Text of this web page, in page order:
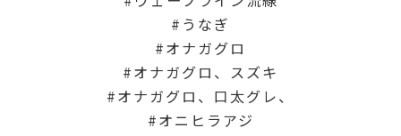
うなぎ
オナガグロ
オナガグロ、スズキ
オナガグロ、口太グレ、
オニヒラアジ